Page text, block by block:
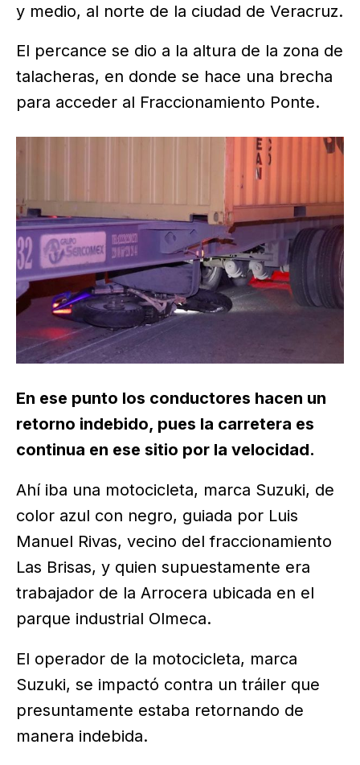
y medio, al norte de la ciudad de Veracruz.
El percance se dio a la altura de la zona de
talacheras, en donde se hace una brecha
para acceder al Fraccionamiento Ponte.
En ese punto los conductores hacen un
retorno indebido, pues la carretera es
continua en ese sitio por la velocidad.
Ahí iba una motocicleta, marca Suzuki, de
color azul con negro, guiada por Luis
Manuel Rivas, vecino del fraccionamiento
Las Brisas, y quien supuestamente era
trabajador de la Arrocera ubicada en el
parque industrial Olmeca.
El operador de la motocicleta, marca
Suzuki, se impactó contra un tráiler que
presuntamente estaba retornando de
manera indebida.